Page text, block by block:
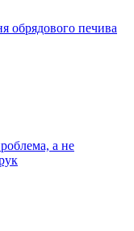
обрядового печива
а не